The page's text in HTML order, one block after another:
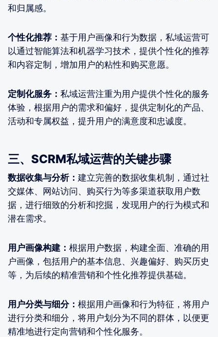
和归属感。
个性化推荐： 基于用户画像和行为数据，私域运营可
以通过智能算法和机器学习技术，提供个性化的推荐
和内容定制，增加用户的粘性和购买意愿。
定制化服务： 私域运营注重为用户提供个性化的服务
体验，根据用户的需求和偏好，提供定制化的产品、
活动和专属权益，提升用户的满意度和忠诚度。
三、SCRM私域运营的关键步骤
数据收集与分析： 建立完善的数据收集机制，通过社
交媒体、网站访问、购买行为等多渠道获取用户数
据，进行细致的分析和挖掘，发现用户的行为模式和
潜在需求。
用户画像构建： 根据用户数据，构建全面、准确的用
户画像，包括用户的基本信息、兴趣偏好、购买历史
等，为后续的精准营销和个性化推荐提供基础。
用户分类与细分： 根据用户画像和行为特征，将用户
进行分类和细分，将用户划分为不同的群体，以便更
精准地进行定向营销和个性化服务。